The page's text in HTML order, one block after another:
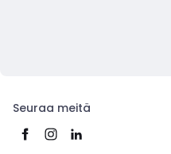
Seuraa meitä